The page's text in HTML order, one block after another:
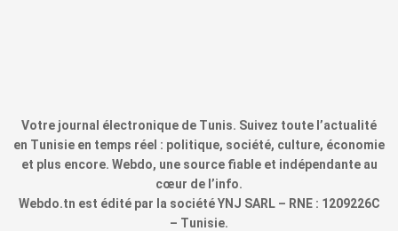
Votre journal électronique de Tunis. Suivez toute l’actualité
en Tunisie en temps réel : politique, société, culture, économie
et plus encore. Webdo, une source fiable et indépendante au
cœur de l’info.
Webdo.tn est édité par la société YNJ SARL – RNE : 1209226C
– Tunisie.